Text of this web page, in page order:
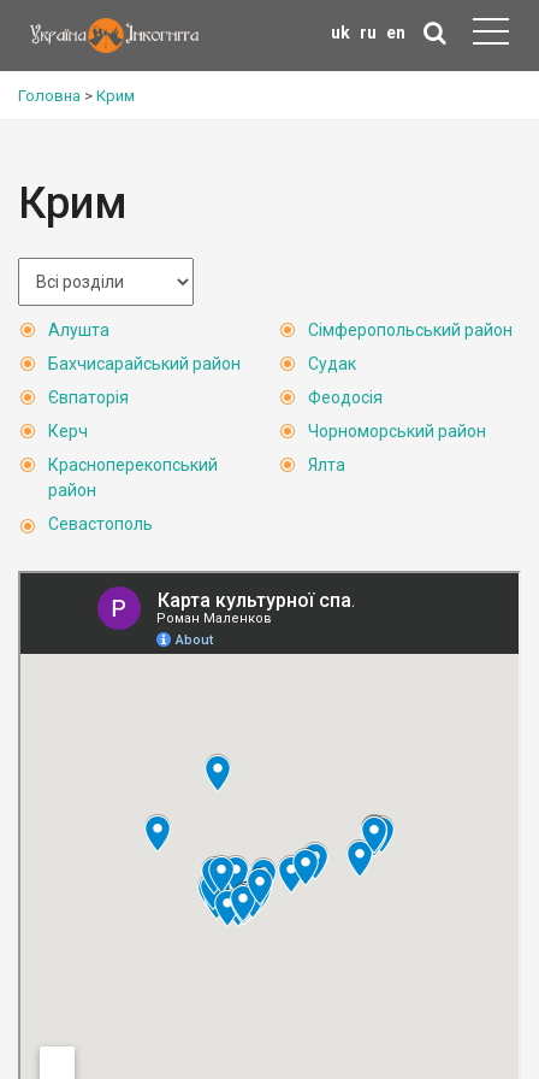
uk ru en
Головна > Крим
Крим
Алушта
Бахчисарайський район
Євпаторія
Керч
Красноперекопський
район
Севастополь
Сімферопольський район
Судак
Феодосія
Чорноморський район
Ялта